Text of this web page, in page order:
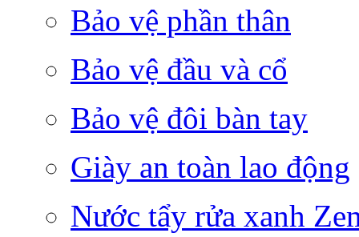
Bảo vệ phần thân
Bảo vệ đầu và cổ
Bảo vệ đôi bàn tay
Giày an toàn lao động
Nước tẩy rửa xanh